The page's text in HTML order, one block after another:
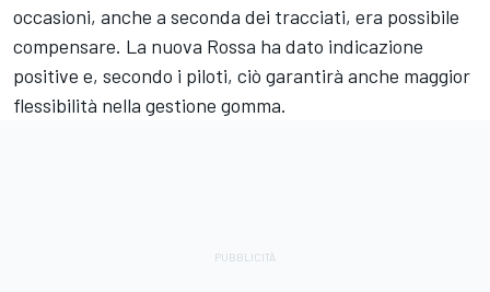
occasioni, anche a seconda dei tracciati, era possibile
compensare. La nuova Rossa ha dato indicazione
positive e, secondo i piloti, ciò garantirà anche maggior
flessibilità nella gestione gomma.